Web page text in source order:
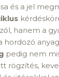
és a jel
hanem a
hordozó
pedig nem
rögzítés,